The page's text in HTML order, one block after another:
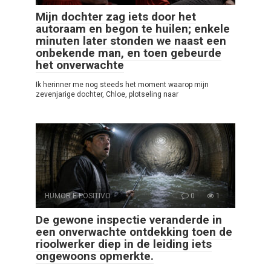
Mijn dochter zag iets door het
autoraam en begon te huilen; enkele
minuten later stonden we naast een
onbekende man, en toen gebeurde
het onverwachte
Ik herinner me nog steeds het moment waarop mijn
zevenjarige dochter, Chloe, plotseling naar
HUMOR E POSITIVO 0 1
De gewone inspectie veranderde in
een onverwachte ontdekking toen de
rioolwerker diep in de leiding iets
ongewoons opmerkte.